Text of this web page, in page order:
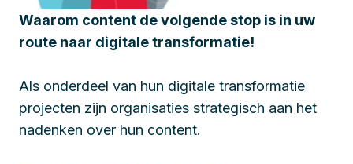
Waarom content de volgende stop is in uw
route naar digitale transformatie!
Als onderdeel van hun digitale transformatie
projecten zijn organisaties strategisch aan het
nadenken over hun content.